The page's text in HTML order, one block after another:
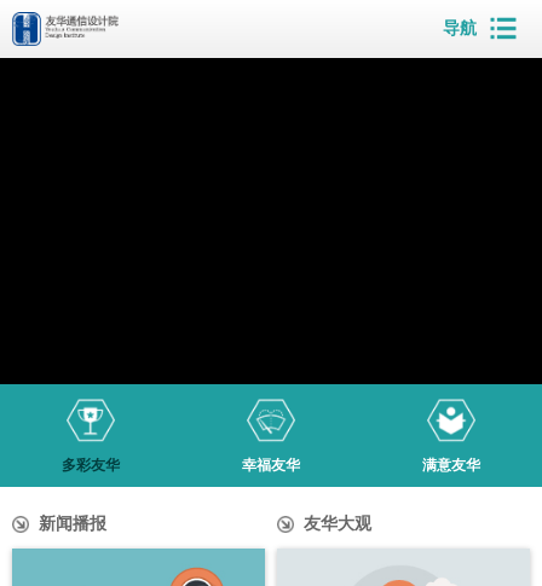
导航
多彩友华 幸福友华 满意友华
新闻播报 友华大观